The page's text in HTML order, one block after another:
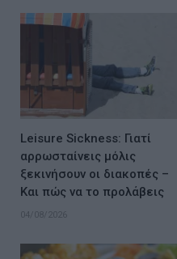
Leisure Sickness: Γιατί
αρρωσταίνεις μόλις
ξεκινήσουν οι διακοπές –
Και πώς να το προλάβεις
04/08/2026